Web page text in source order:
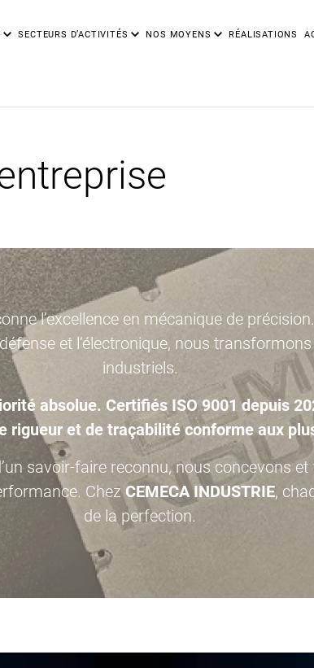
SECTEURS D’ACTIVITÉS NOS MOYENS RÉALISATIONS
l’excellence en mécanique de
et l’électronique, nous
industriels.
absolue. Certifiés ISO 9001 depuis
rigueur et de traçabilité conforme aux
savoir-faire reconnu, nous concevons
ChezCEMECA INDUSTRIE,
de la perfection.